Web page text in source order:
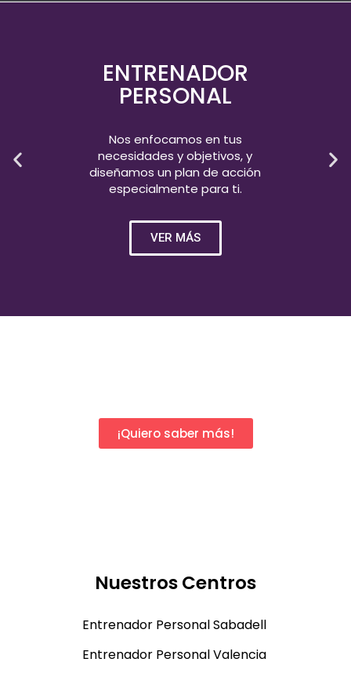
ENTRENADOR
PERSONAL
Nos enfocamos en tus
necesidades y objetivos, y
diseñamos un plan de acción
especialmente para ti.
VER MÁS
¡Quiero saber más!
Nuestros Centros
Entrenador Personal Sabadell
Entrenador Personal Valencia